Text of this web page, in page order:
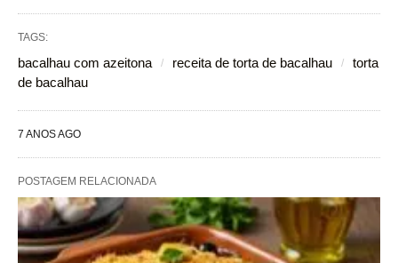
TAGS:
bacalhau com azeitona receita de torta de bacalhau
torta
de bacalhau
7 ANOS AGO
POSTAGEM RELACIONADA